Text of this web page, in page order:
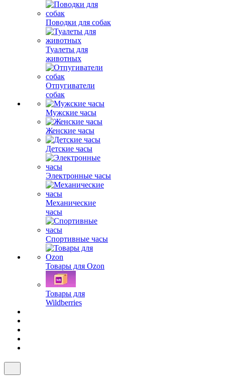
Поводки для собак
Туалеты для
животных
Отпугиватели
собак
Мужские часы
Женские часы
Детские часы
Электронные часы
Механические
часы
Спортивные часы
Товары для Ozon
Товары для
Wildberries